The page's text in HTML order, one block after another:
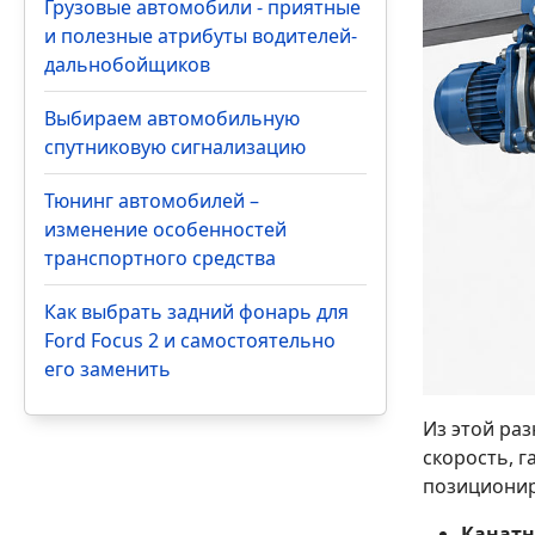
Грузовые автомобили - приятные
и полезные атрибуты водителей-
дальнобойщиков
Выбираем автомобильную
спутниковую сигнализацию
Тюнинг автомобилей –
изменение особенностей
транспортного средства
Как выбрать задний фонарь для
Ford Focus 2 и самостоятельно
его заменить
Из этой
скорость,